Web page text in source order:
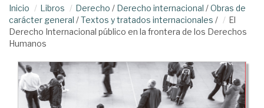
Inicio Libros Derecho / Derecho internacional /Obras de
carácter general /Textos y tratados internacionales /
El
Derecho Internacional público en la frontera de los Derechos
Humanos